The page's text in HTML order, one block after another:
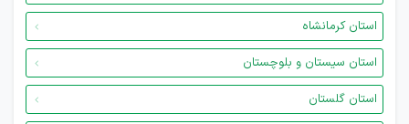
استان کرمانشاه
استان سیستان و بلوچستان
استان گلستان